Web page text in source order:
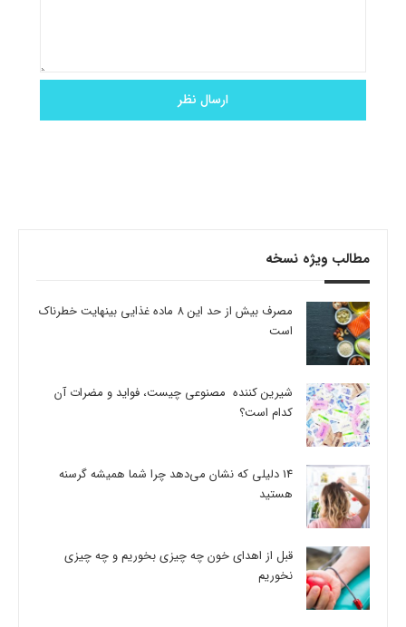
مطالب ویژه نسخه
مصرف بیش از حد این 8 ماده غذایی بینهایت خطرناک
است
شیرین کننده مصنوعی چیست، فواید و مضرات آن
کدام است؟
14 دلیلی که نشان می‌دهد چرا شما همیشه گرسنه
هستید
قبل از اهدای خون چه چیزی بخوریم و چه چیزی
نخوریم